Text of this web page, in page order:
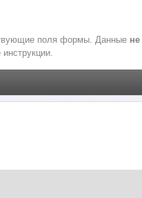
поля формы. Данные не